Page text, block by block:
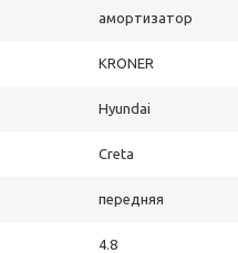
амортизатор
KRONER
Hyundai
Creta
передняя
4.8